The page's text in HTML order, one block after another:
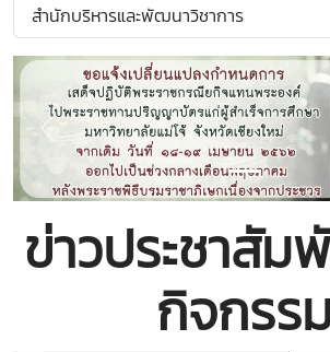
สำนักบริหารและพัฒนาวิชาการ
Previous
ข่าวประชาสัม
กิจกรร